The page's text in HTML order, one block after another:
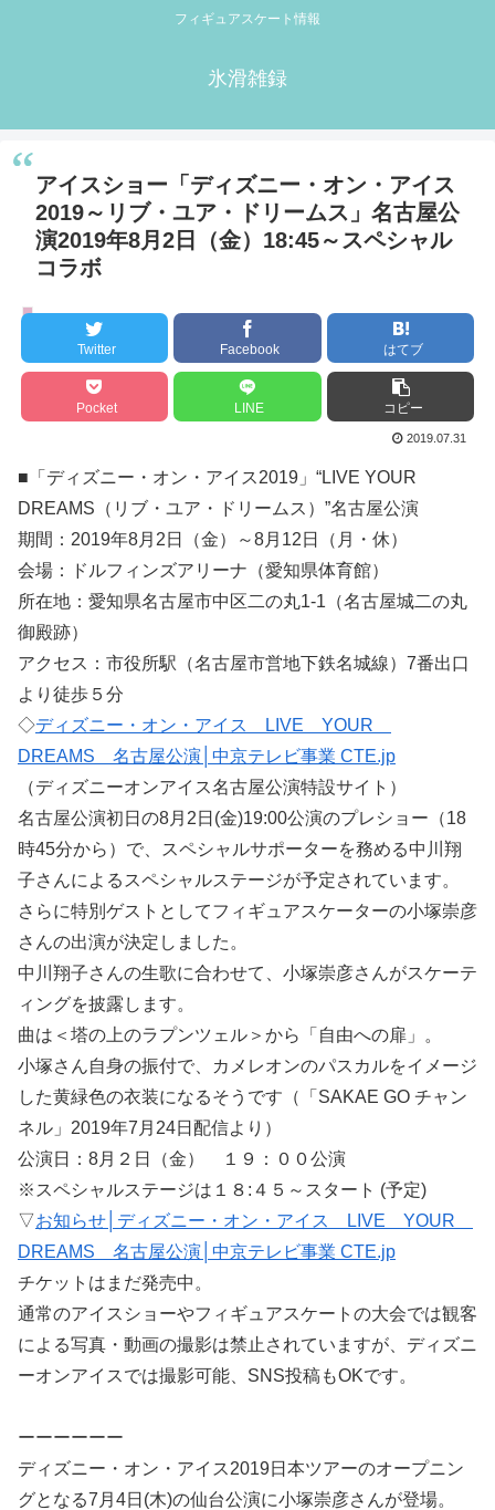
フィギュアスケート情報
氷滑雑録
アイスショー「ディズニー・オン・アイス
2019～リブ・ユア・ドリームス」名古屋公
演2019年8月2日（金）18:45～スペシャル
コラボ
アイスショー情報
Twitter Facebook はてブ
Pocket LINE コピー
2019.07.31
■「ディズニー・オン・アイス2019」“LIVE YOUR
DREAMS（リブ・ユア・ドリームス）”名古屋公演
期間：2019年8月2日（金）～8月12日（月・休）
会場：ドルフィンズアリーナ（愛知県体育館）
所在地：愛知県名古屋市中区二の丸1-1（名古屋城二の丸
御殿跡）
アクセス：市役所駅（名古屋市営地下鉄名城線）7番出口
より徒歩５分
◇ディズニー・オン・アイス LIVE YOUR
DREAMS 名古屋公演│中京テレビ事業 CTE.jp
（ディズニーオンアイス名古屋公演特設サイト）
名古屋公演初日の8月2日(金)19:00公演のプレショー（18
時45分から）で、スペシャルサポーターを務める中川翔
子さんによるスペシャルステージが予定されています。
さらに特別ゲストとしてフィギュアスケーターの小塚崇彦
さんの出演が決定しました。
中川翔子さんの生歌に合わせて、小塚崇彦さんがスケーテ
ィングを披露します。
曲は＜塔の上のラプンツェル＞から「自由への扉」。
小塚さん自身の振付で、カメレオンのパスカルをイメージ
した黄緑色の衣装になるそうです（「SAKAE GO チャン
ネル」2019年7月24日配信より）
公演日：8月２日（金） １９：００公演
※スペシャルステージは１８:４５～スタート (予定)
▽お知らせ│ディズニー・オン・アイス LIVE YOUR
DREAMS 名古屋公演│中京テレビ事業 CTE.jp
チケットはまだ発売中。
通常のアイスショーやフィギュアスケートの大会では観客
による写真・動画の撮影は禁止されていますが、ディズニ
ーオンアイスでは撮影可能、SNS投稿もOKです。
ーーーーーー
ディズニー・オン・アイス2019日本ツアーのオープニン
グとなる7月4日(木)の仙台公演に小塚崇彦さんが登場。